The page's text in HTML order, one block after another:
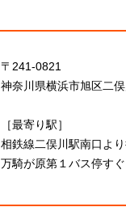
〒241-0821
神奈川県横浜市旭区二
［最寄り駅］
相鉄線二俣川駅南口よ
万騎が原第１バス停すぐ